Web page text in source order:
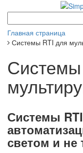
Главная страница
Системы RTI для
Системы
светом и не